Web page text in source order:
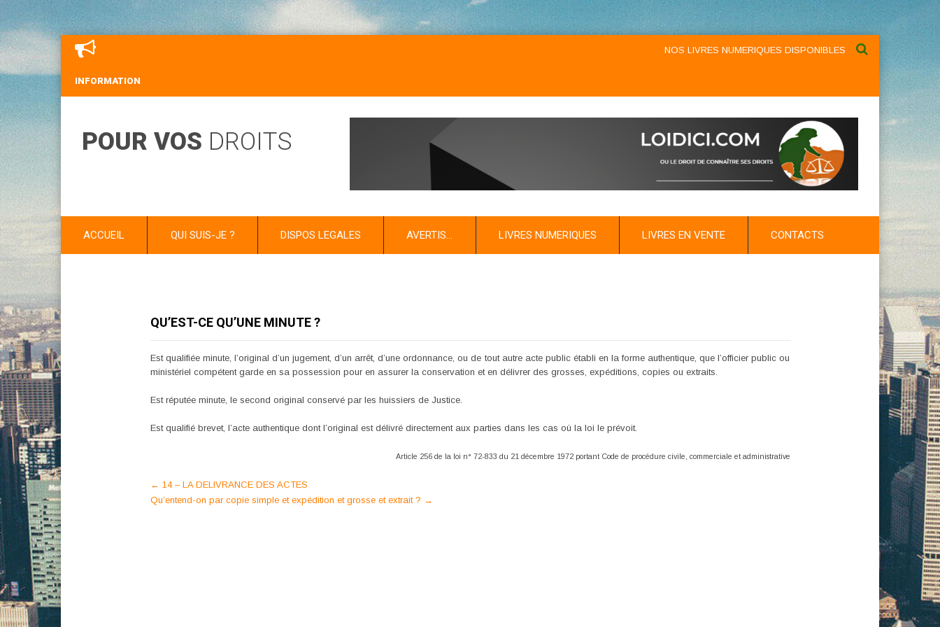
INFORMATION
NOS LIVRES NUMERIQUES DISPONIBLES AU NIVEAU DU MENU
POUR VOS DROITS
ACCUEIL QUI SUIS-JE ? DISPOS LEGALES AVERTIS… LIVRES NUMERIQUES LIVRES EN VENTE CONTACTS
QU’EST-CE QU’UNE MINUTE ?
Est qualifiée minute, l’original d’un jugement, d’un arrêt, d’une ordonnance, ou de tout autre acte public établi en la forme authentique, que l’officier public ou
ministériel compétent garde en sa possession pour en assurer la conservation et en délivrer des grosses, expéditions, copies ou extraits.
Est réputée minute, le second original conservé par les huissiers de Justice.
Est qualifié brevet, l’acte authentique dont l’original est délivré directement aux parties dans les cas où la loi le prévoit.
Article 256 de la loi n° 72-833 du 21 décembre 1972 portant Code de procédure civile, commerciale et administrative
Post
navigation
← 14 – LA DELIVRANCE DES ACTES
Qu’entend-on par copie simple et expédition et grosse et extrait ? →